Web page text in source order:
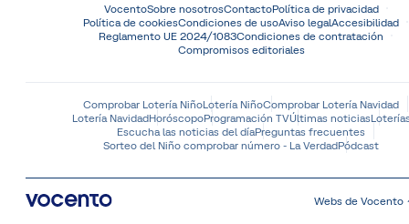
VocentoSobre nosotrosContactoPolítica de privacidad
Política de cookiesCondiciones de usoAviso legalAccesibilidad
Reglamento UE 2024/1083Condiciones de contratación
Compromisos editoriales
Comprobar Lotería NiñoLotería NiñoComprobar Lotería Navidad
Lotería NavidadHoróscopoProgramación TVÚltimas noticias
Escucha las noticias del díaPreguntas frecuentes
Sorteo del Niño comprobar número - La VerdadPódcast
Webs de Vocento